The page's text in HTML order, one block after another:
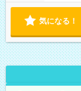
気になる！